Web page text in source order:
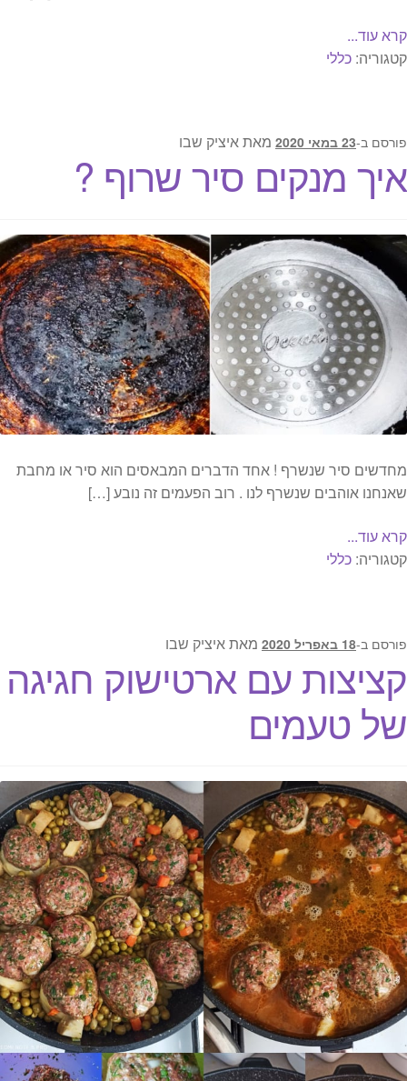
קרא עוד...
קטגוריה: כללי
פורסם ב-23 במאי 2020 מאתאיציק שבו
איך מנקים סיר שרוף ?
מחדשים סיר שנשרף ! אחד הדברים המבאסים הוא סיר או מחבת
שאנחנו אוהבים שנשרף לנו . רוב הפעמים זה נובע […]
קרא עוד...
קטגוריה: כללי
פורסם ב-18 באפריל 2020 מאתאיציק שבו
קציצות עם ארטישוק חגיגה
של טעמים